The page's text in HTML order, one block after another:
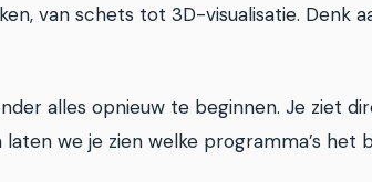
van schets tot 3D-visualisatie. Denk
alles opnieuw te beginnen. Je ziet
we je zien welke programma’s